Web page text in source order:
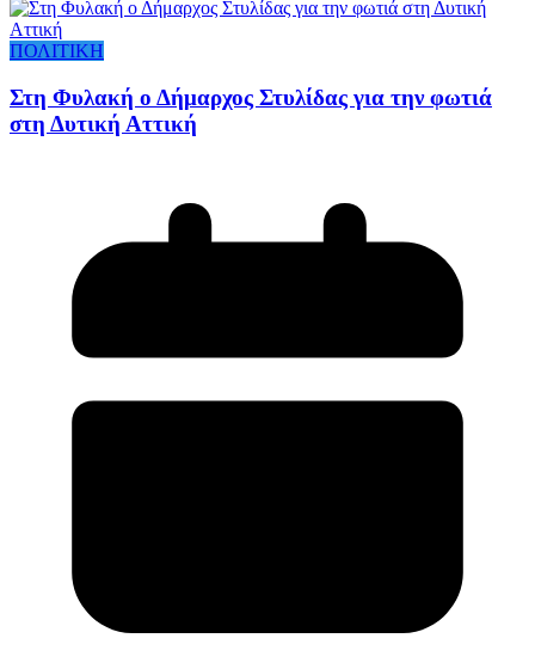
ΠΟΛΙΤΙΚΗ
Στη Φυλακή ο Δήμαρχος Στυλίδας για την φωτιά
στη Δυτική Αττική